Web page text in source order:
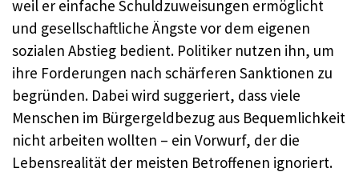
weil er einfache Schuldzuweisungen ermöglicht
und gesellschaftliche Ängste vor dem eigenen
sozialen Abstieg bedient. Politiker nutzen ihn, um
ihre Forderungen nach schärferen Sanktionen zu
begründen. Dabei wird suggeriert, dass viele
Menschen im Bürgergeldbezug aus Bequemlichkeit
nicht arbeiten wollten – ein Vorwurf, der die
Lebensrealität der meisten Betroffenen ignoriert.